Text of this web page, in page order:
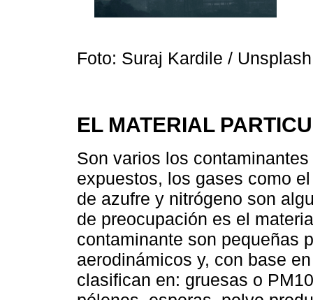
Foto: Suraj Kardile /
EL MATERIAL
Son varios los
expuestos, los gases como
de azufre y nitrógeno son
de preocupación es el
contaminante son pequeñas
aerodinámicos y, con base
clasifican en: gruesas o